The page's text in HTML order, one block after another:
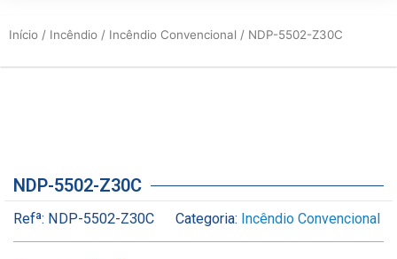
Início / Incêndio / Incêndio Convencional / NDP-5502-Z30C
NDP-5502-Z30C
Refª: NDP-5502-Z30C Categoria: Incêndio Convencional